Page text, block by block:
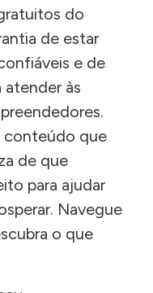
do
de estar
e de
atender às
conteúdo que
de que
para ajudar
Navegue
o que